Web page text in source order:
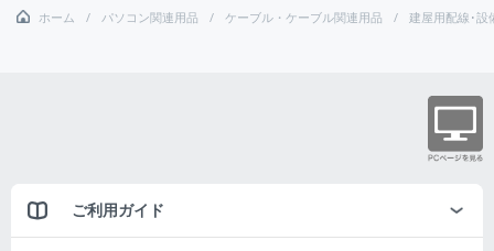
ホーム パソコン関連用品 ケーブル・ケーブル関連用品 建屋用配線･設
ご利用ガイド